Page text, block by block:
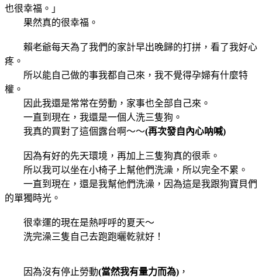
也很幸福。」
果然真的很幸福。
賴老爺每天為了我們的家計早出晚歸的打拼，看了我好心
疼。
所以能自己做的事我都自己來，我不覺得孕婦有什麼特
權。
因此我還是常常在勞動，家事也全部自己來。
一直到現在，我還是一個人洗三隻狗。
我真的買對了這個露台啊～～(再次發自內心呐喊)
因為有好的先天環境，再加上三隻狗真的很乖。
所以我可以坐在小椅子上幫他們洗澡，所以完全不累。
一直到現在，還是我幫他們洗澡，因為這是我跟狗寶貝們
的單獨時光。
很幸運的現在是熱呼呼的夏天～
洗完澡三隻自己去跑跑曬乾就好！
因為沒有停止勞動(當然我有量力而為) ，